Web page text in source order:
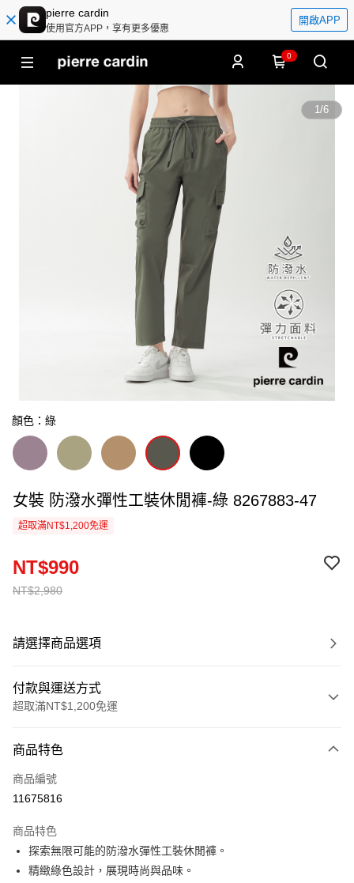
pierre cardin
使用官方APP，享有更多優惠
開啟APP
0
1/6
顏色：綠
女裝 防潑水彈性工裝休閒褲-綠 8267883-47
超取滿NT$1,200免運
NT$2,980
NT$990
請選擇商品選項
付款與運送方式
超取滿NT$1,200免運
信用卡一次付款
超商取貨付款
Apple Pay
悠遊付
商品特色
商品編號
11675816
商品特色
探索無限可能的防潑水彈性工裝休閒褲。
精緻綠色設計，展現時尚與品味。